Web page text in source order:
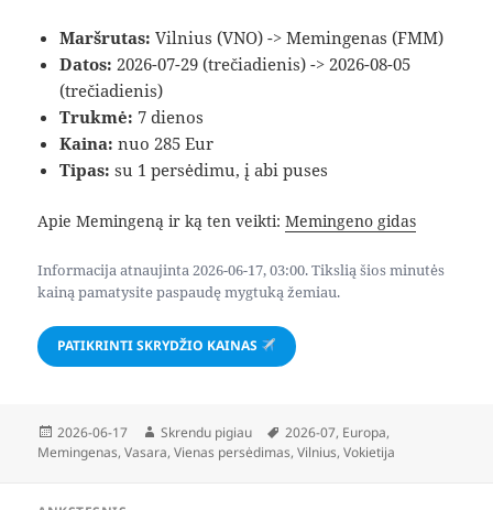
Maršrutas: Vilnius (VNO) -> Memingenas (FMM)
Datos: 2026-07-29 (trečiadienis) -> 2026-08-05
(trečiadienis)
Trukmė: 7 dienos
Kaina: nuo 285 Eur
Tipas: su 1 persėdimu, į abi puses
Apie Memingeną ir ką ten veikti:Memingeno gidas
Informacija atnaujinta 2026-06-17, 03:00. Tikslią šios minutės
kainą pamatysite paspaudę mygtuką žemiau.
PATIKRINTI SKRYDŽIO KAINAS
Paskelbta
2026-06-17 Autorius
Skrendu pigiau Žymos
2026-07, Europa,
Memingenas,Vasara,Vienas persėdimas,Vilnius,Vokietija